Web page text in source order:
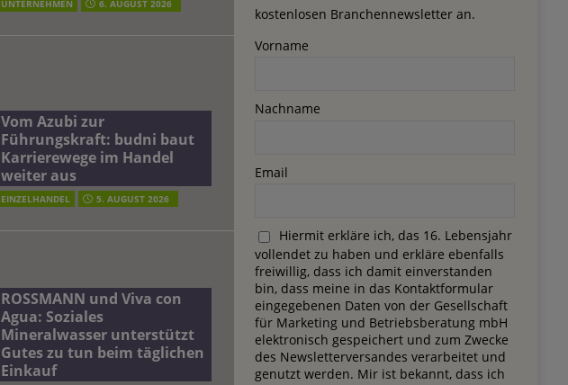
UNTERNEHMEN 6. AUGUST 2026
Vom Azubi zur
Führungskraft: budni baut
Karrierewege im Handel
weiter aus
EINZELHANDEL 5. AUGUST 2026
ROSSMANN und Viva con
Agua: Soziales
Mineralwasser unterstützt
Gutes zu tun beim täglichen
Einkauf
kostenlosen Branchennewsletter an.
Vorname
Nachname
Email
Hiermit erkläre ich, das 16. Lebensjahr
vollendet zu haben und erkläre ebenfalls
freiwillig, dass ich damit einverstanden
bin, dass meine in das Kontaktformular
eingegebenen Daten von der Gesellschaft
für Marketing und Betriebsberatung mbH
elektronisch gespeichert und zum Zwecke
des Newsletterversandes verarbeitet und
genutzt werden. Mir ist bekannt, dass ich